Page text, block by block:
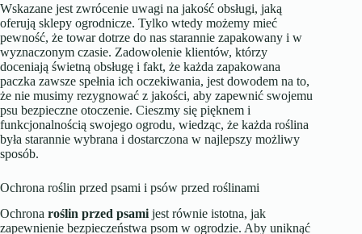
Wskazane jest zwrócenie uwagi na jakość obsługi, jaką
oferują sklepy ogrodnicze. Tylko wtedy możemy mieć
pewność, że towar dotrze do nas starannie zapakowany i w
wyznaczonym czasie. Zadowolenie klientów, którzy
doceniają świetną obsługę i fakt, że każda zapakowana
paczka zawsze spełnia ich oczekiwania, jest dowodem na to,
że nie musimy rezygnować z jakości, aby zapewnić swojemu
psu bezpieczne otoczenie. Cieszmy się pięknem i
funkcjonalnością swojego ogrodu, wiedząc, że każda roślina
była starannie wybrana i dostarczona w najlepszy możliwy
sposób.
Ochrona roślin przed psami i psów przed roślinami
Ochrona roślin przed psami jest równie istotna, jak
zapewnienie bezpieczeństwa psom w ogrodzie. Aby uniknąć